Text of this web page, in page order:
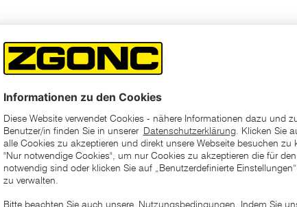
Aktion